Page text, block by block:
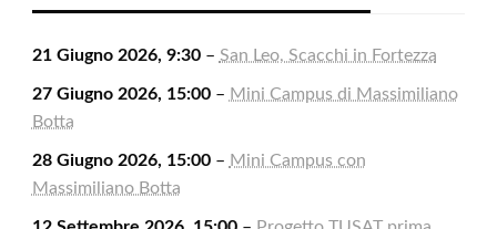
21 Giugno 2026, 9:30– San Leo, Scacchi in Fortezza
27 Giugno 2026, 15:00– Mini Campus di Massimiliano
Botta
28 Giugno 2026, 15:00– Mini Campus con
Massimiliano Botta